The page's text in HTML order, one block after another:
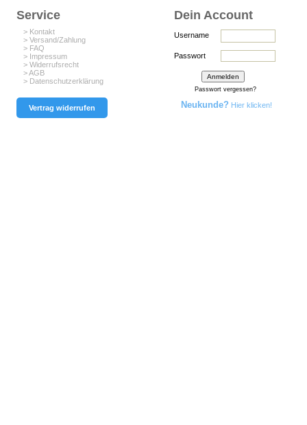
Service
> Kontakt
> Versand/Zahlung
> FAQ
> Impressum
> Widerrufsrecht
> AGB
> Datenschutzerklärung
Vertrag widerrufen
Dein Account
Username
Passwort
Passwort vergessen?
Neukunde? Hier klicken!